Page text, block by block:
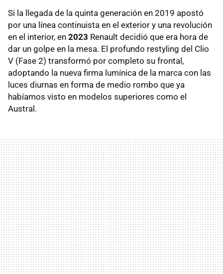
Si la llegada de la quinta generación en 2019 apostó
por una línea continuista en el exterior y una revolución
en el interior, en 2023 Renault decidió que era hora de
dar un golpe en la mesa. El profundo restyling del Clio
V (Fase 2) transformó por completo su frontal,
adoptando la nueva firma lumínica de la marca con las
luces diurnas en forma de medio rombo que ya
habíamos visto en modelos superiores como el
Austral.